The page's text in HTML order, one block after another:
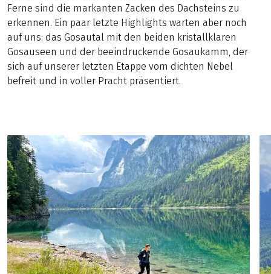
Ferne sind die markanten Zacken des Dachsteins zu
erkennen. Ein paar letzte Highlights warten aber noch
auf uns: das Gosautal mit den beiden kristallklaren
Gosauseen und der beeindruckende Gosaukamm, der
sich auf unserer letzten Etappe vom dichten Nebel
befreit und in voller Pracht präsentiert.